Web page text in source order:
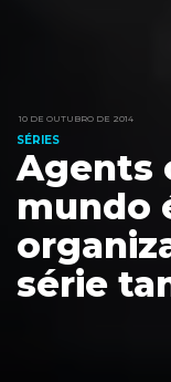
10 DE OUTUBRO DE 2014
SÉRIES
Agents
mundo
série